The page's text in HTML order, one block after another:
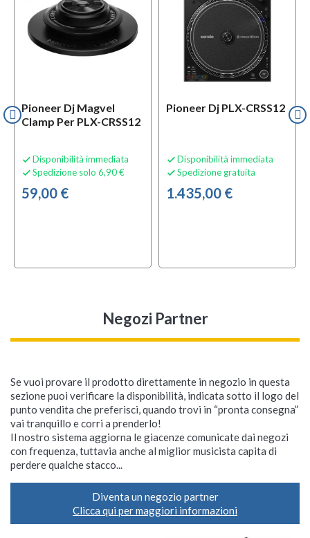
Pioneer Dj Magvel
Clamp Per PLX-CRSS12
 Disponibilità immediata
 Spedizione solo 6,90 €
59,00 €
Pioneer Dj PLX-CRSS12
 Disponibilità immediata
 Spedizione gratuita
1.435,00 €
Negozi Partner
Se vuoi provare il prodotto direttamente in negozio in questa
sezione puoi verificare la disponibilità, indicata sotto il logo del
punto vendita che preferisci, quando trovi in “pronta consegna”
vai tranquillo e corri a prenderlo!
Il nostro sistema aggiorna le giacenze comunicate dai negozi
con frequenza, tuttavia anche al miglior musicista capita di
perdere qualche stacco...
Diventa un negozio partner
Clicca qui per maggiori informazioni